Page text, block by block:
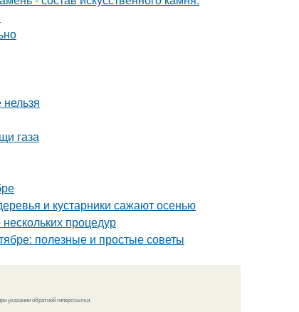
газа
и кустарники сажают осенью
процедур
полезные и простые советы
указании обратной гиперссылки.